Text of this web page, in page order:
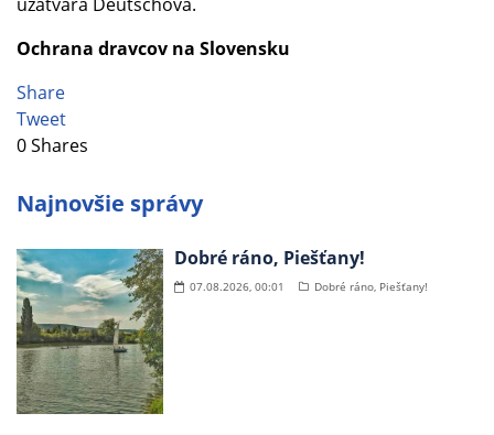
Ochrana dravcov na Slovensku
Share
Tweet
0Shares
Najnovšie správy
Dobré ráno, Piešťany!
07.08.2026, 00:01 Dobré ráno, Piešťany!